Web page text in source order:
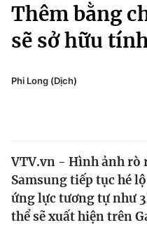
Chính trị
Thế giới
Tin tức
Kinh tế
Thể thao
Truyền hình
Văn hóa - Giải trí
Đời sống
Thêm bằng
sẽ sở hữu
Phi Long (Dịch)
VTV.vn - Hình ảnh rò
Samsung tiếp tục hé
ứng lực tương tự như
thể sẽ xuất hiện trên